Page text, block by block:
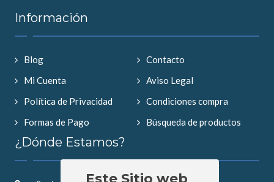
Información
Blog
Contacto
Mi Cuenta
Aviso Legal
Política de Privacidad
Condiciones compra
Formas de Pago
Búsqueda de productos
¿Dónde Estamos?